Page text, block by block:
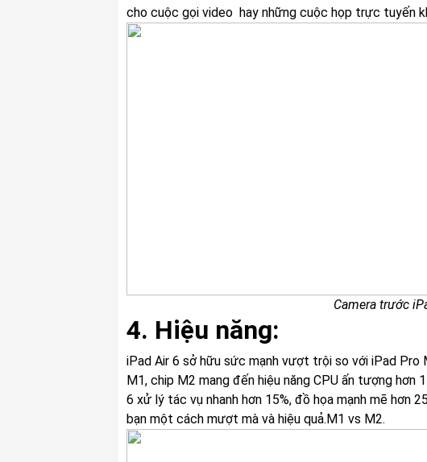
cho cuộc gọi video hay những cuộc họp trực tuyến
Camera trước
4. Hiệu năng:
iPad Air 6 sở hữu sức mạnh vượt trội so với iPad
M1, chip M2 mang đến hiệu năng CPU ấn tượng hơn
6 xử lý tác vụ nhanh hơn 15%, đồ họa mạnh mẽ hơn
bạn một cách mượt mà và hiệu quả.M1 vs M2.